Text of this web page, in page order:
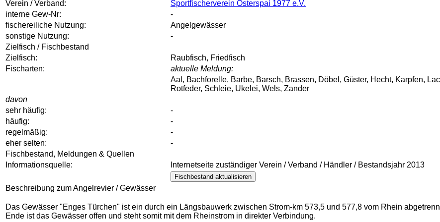
Verein / Verband:
Sportfischerverein Osterspai 1977 e.V.
interne Gew-Nr:
-
fischereiliche Nutzung:
Angelgewässer
sonstige Nutzung:
-
Zielfisch / Fischbestand
Zielfisch:
Raubfisch, Friedfisch
Fischarten:
aktuelle Meldung:
Aal, Bachforelle, Barbe, Barsch, Brassen, Döbel, Güster, Hecht, Karpfen,
Rotfeder, Schleie, Ukelei, Wels, Zander
davon
sehr häufig:
-
häufig:
-
regelmäßig:
-
eher selten:
-
Fischbestand, Meldungen & Quellen
Informationsquelle:
Internetseite zuständiger Verein / Verband / Händler / Bestandsjahr 2013
Fischbestand aktualisieren
Beschreibung zum Angelrevier / Gewässer
Das Gewässer "Enges Türchen" ist ein durch ein Längsbauwerk zwischen Strom-km 573,5 und 577,8 vom Rhein
Ende ist das Gewässer offen und steht somit mit dem Rheinstrom in direkter Verbindung.